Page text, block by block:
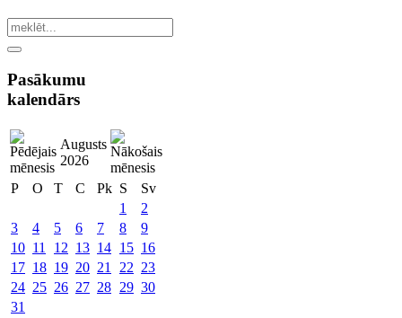
Pasākumu
kalendārs
Augusts
2026
P
O T C Pk S
Sv
1
2
3
4 5 6 7 8
9
10 11 12 13 14 15 16
17 18 19 20 21 22 23
24 25 26 27 28 29 30
31